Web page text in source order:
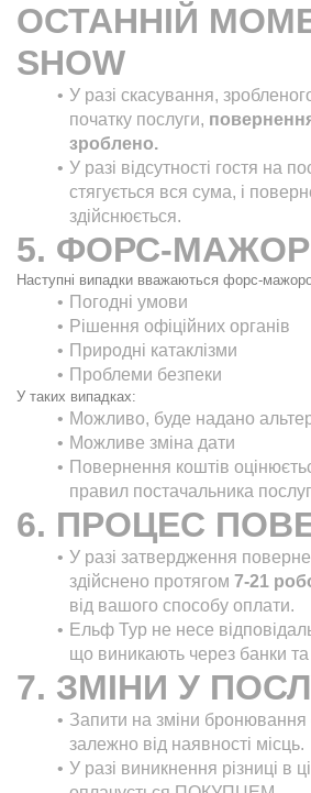
ОСТАННІЙ
SHOW
У разі скасування,
початку послуги,
зроблено.
У разі відсутності гостя на
стягується вся сума, і
здійснюється.
5. ФОРС-МАЖОР
Наступні випадки вважаються форс-
Погодні умови
Рішення офіційних органів
Природні катаклізми
Проблеми безпеки
У таких випадках:
Можливо, буде надано
Можливе зміна дати
Повернення коштів
правил постачальника послуг
6. ПРОЦЕС
У разі затвердження
здійснено протягом 7-21
від вашого способу оплати.
Ельф Тур не несе
що виникають через банки та
7. ЗМІНИ У
Запити на зміни бронювання
залежно від наявності місць.
У разі виникнення різниці в